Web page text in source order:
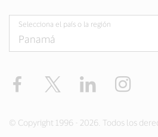
Selecciona el país o la región
Facebook Twitter LinkedIn
© Copyright 1996 - 2026. Todos los